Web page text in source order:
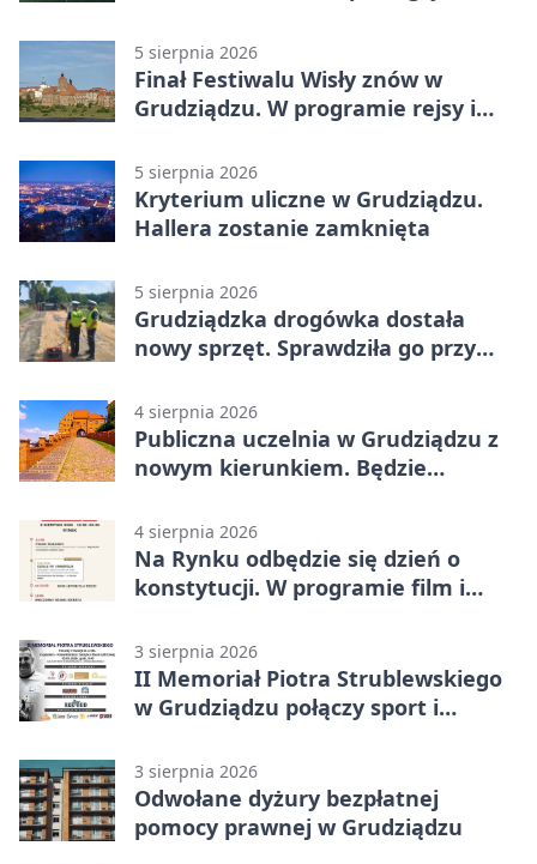
odwrócili losy meczu
5 sierpnia 2026
Finał Festiwalu Wisły znów w
Grudziądzu. W programie rejsy i
5 sierpnia 2026
Kryterium uliczne w Grudziądzu.
Hallera zostanie zamknięta
5 sierpnia 2026
Grudziądzka drogówka dostała
nowy sprzęt. Sprawdziła go przy
4 sierpnia 2026
Publiczna uczelnia w Grudziądzu z
nowym kierunkiem. Będzie
4 sierpnia 2026
Na Rynku odbędzie się dzień o
konstytucji. W programie film i
3 sierpnia 2026
II Memoriał Piotra Strublewskiego
w Grudziądzu połączy sport i
3 sierpnia 2026
Odwołane dyżury bezpłatnej
pomocy prawnej w Grudziądzu